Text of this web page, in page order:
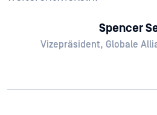
Spencer
Vizepräsident, Globale